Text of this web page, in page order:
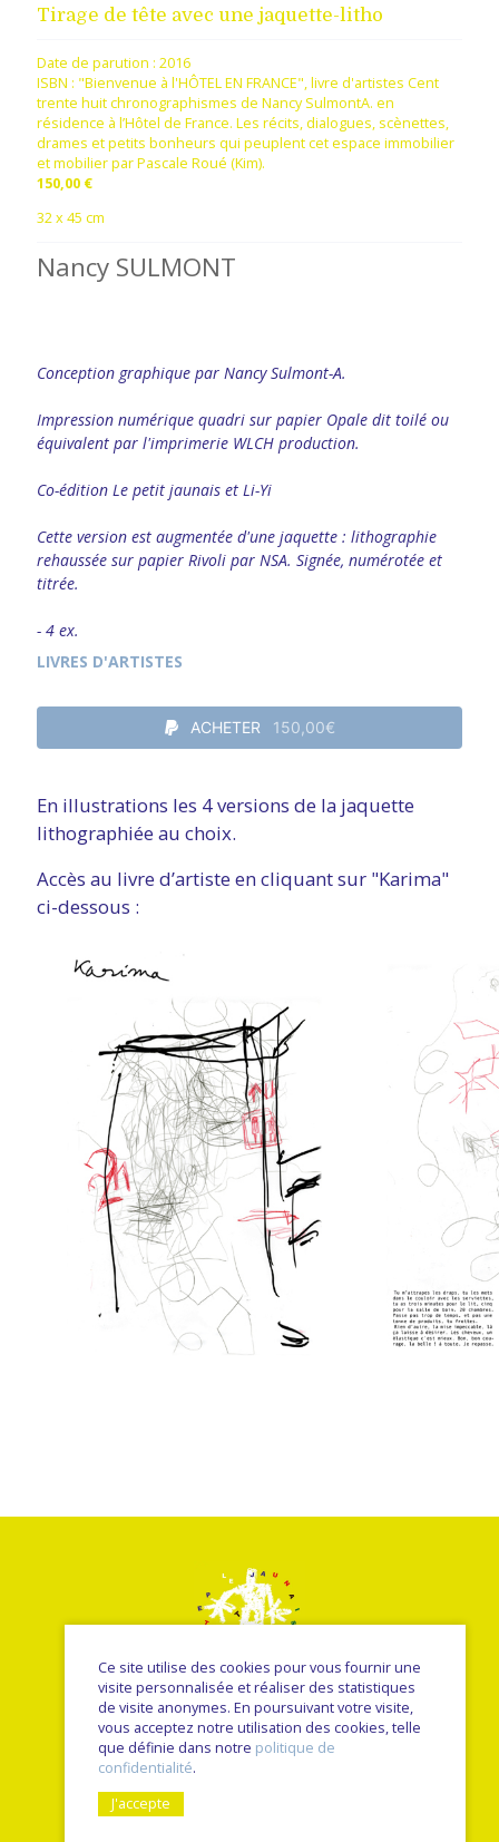
Tirage de tête avec une jaquette-litho
Date de parution : 2016
ISBN : "Bienvenue à l'HÔTEL EN FRANCE", livre d'artistes Cent
trente huit chronographismes de Nancy SulmontA. en
résidence à l’Hôtel de France. Les récits, dialogues, scènettes,
drames et petits bonheurs qui peuplent cet espace immobilier
et mobilier par Pascale Roué (Kim).
150,00 €
32 x 45 cm
Nancy SULMONT
Conception graphique par Nancy Sulmont-A.
Impression numérique quadri sur papier Opale dit toilé ou
équivalent par l'imprimerie WLCH production.
Co-édition Le petit jaunais et Li-Yi
Cette version est augmentée d'une jaquette : lithographie
rehaussée sur papier Rivoli par NSA. Signée, numérotée et
titrée.
- 4 ex.
LIVRES D'ARTISTES
ACHETER 150,00€
En illustrations les 4 versions de la jaquette
lithographiée au choix.
Accès au livre d’artiste en cliquant sur "Karima"
ci-dessous :
© Le petit jaunais - Nancy Sulmont 2026
une réalisation Sitedit
Ce site utilise des cookies pour vous fournir une
visite personnalisée et réaliser des statistiques
de visite anonymes. En poursuivant votre visite,
vous acceptez notre utilisation des cookies, telle
que définie dans notre politique de
confidentialité.
J'accepte